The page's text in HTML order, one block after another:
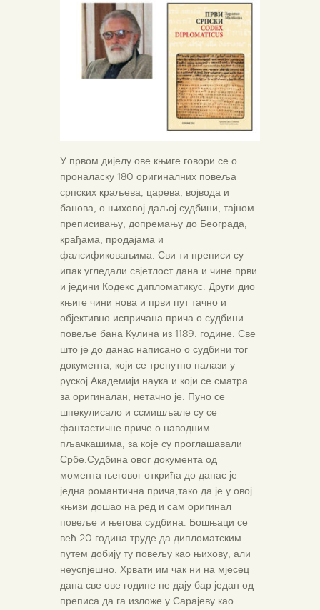
У првом дијелу ове књиге говори се о
проналаску 180 оригиналних повеља
српских краљева, царева, војвода и
банова, о њиховој даљој судбини, тајном
преписивању, допремању до Београда,
крађама, продајама и
фалсификовањима. Сви ти преписи су
ипак угледали свјетлост дана и чине први
и једини Кодекс дипломатикус. Други дио
књиге чини нова и први пут тачно и
објективно испричана прича о судбини
повеље бана Кулина из 1189. године. Све
што је до данас написано о судбини тог
документа, који се тренутно налази у
руској Академији наука и који се сматра
за оригиналан, нетачно је. Пуно се
шпекулисало и ссмишљале су се
фантастичне приче о наводним
пљачкашима, за које су проглашавали
Србе.Судбина овог документа од
момента његовог открића до данас је
једна романтична прича,тако да је у овој
књизи дошао на ред и сам оригинал
повеље и његова судбина. Бошњаци се
већ 20 година труде да дипломатским
путем добију ту повељу као њихову, али
неуспјешно. Хрвати им чак ни на мјесец
дана све ове године не дају бар један од
преписа да га изложе у Сарајеву као